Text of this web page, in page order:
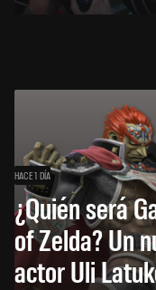
HACE 1 DÍA
¿Quién será
of Zelda? Un
actor Uli